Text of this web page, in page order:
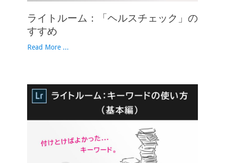
ライトルーム：「ヘルスチェック」の
すすめ
Read More ...